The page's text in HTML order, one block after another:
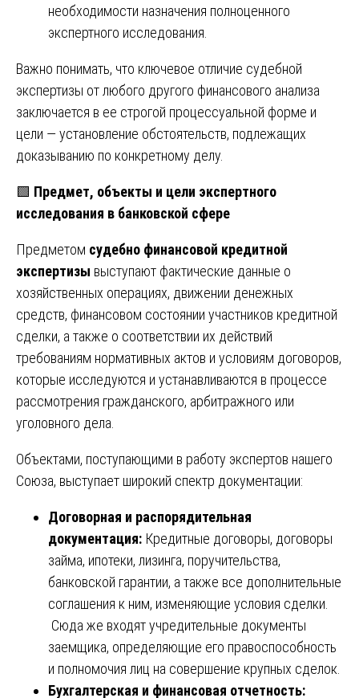
необходимости назначения полноценного
экспертного исследования.
Важно понимать, что ключевое отличие судебной
экспертизы от любого другого финансового анализа
заключается в ее строгой процессуальной форме и
цели — установление обстоятельств, подлежащих
доказыванию по конкретному делу.
🟩 Предмет, объекты и цели экспертного
исследования в банковской сфере
Предметом судебно финансовой кредитной
экспертизы выступают фактические данные о
хозяйственных операциях, движении денежных
средств, финансовом состоянии участников кредитной
сделки, а также о соответствии их действий
требованиям нормативных актов и условиям договоров,
которые исследуются и устанавливаются в процессе
рассмотрения гражданского, арбитражного или
уголовного дела.
Объектами, поступающими в работу экспертов нашего
Союза, выступает широкий спектр документации:
Договорная и распорядительная
документация: Кредитные договоры, договоры
займа, ипотеки, лизинга, поручительства,
банковской гарантии, а также все дополнительные
соглашения к ним, изменяющие условия сделки.
Сюда же входят учредительные документы
заемщика, определяющие его правоспособность
и полномочия лиц на совершение крупных сделок.
Бухгалтерская и финансовая отчетность: